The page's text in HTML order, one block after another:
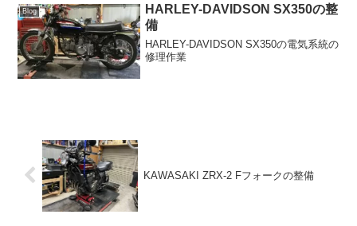
Blog
HARLEY-DAVIDSON SX350の整
備
HARLEY-DAVIDSON SX350の電気系統の
修理作業
KAWASAKI ZRX-2 Fフォークの整備